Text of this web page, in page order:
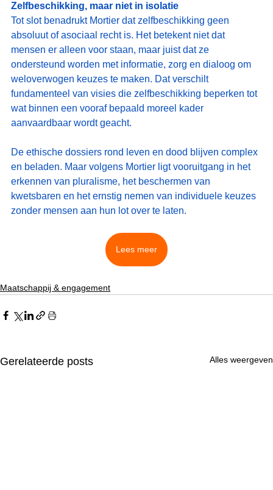
Zelfbeschikking, maar niet in isolatie
Tot slot benadrukt Mortier dat zelfbeschikking geen
absoluut of asociaal recht is. Het betekent niet dat
mensen er alleen voor staan, maar juist dat ze
ondersteund worden met informatie, zorg en dialoog om
weloverwogen keuzes te maken. Dat verschilt
fundamenteel van visies die zelfbeschikking beperken tot
wat binnen een vooraf bepaald moreel kader
aanvaardbaar wordt geacht.
De ethische dossiers rond leven en dood blijven complex
en beladen. Maar volgens Mortier ligt vooruitgang in het
erkennen van pluralisme, het beschermen van
kwetsbaren en het ernstig nemen van individuele keuzes
zonder mensen aan hun lot over te laten.
Lees meer
Maatschappij & engagement
Gerelateerde posts Alles weergeven